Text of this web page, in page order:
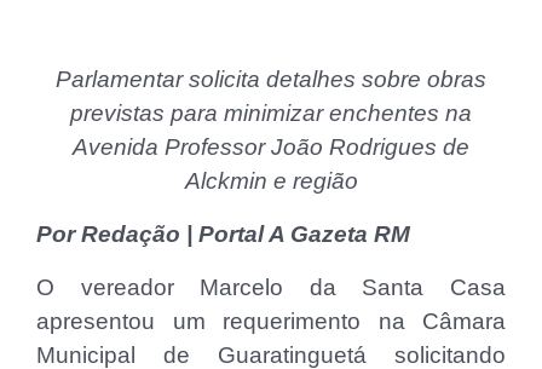
Parlamentar solicita detalhes sobre obras
previstas para minimizar enchentes na
Avenida Professor João Rodrigues de
Alckmin e região
Por Redação | Portal A Gazeta RM
O vereador Marcelo da Santa Casa
apresentou um requerimento na Câmara
Municipal de Guaratinguetá solicitando